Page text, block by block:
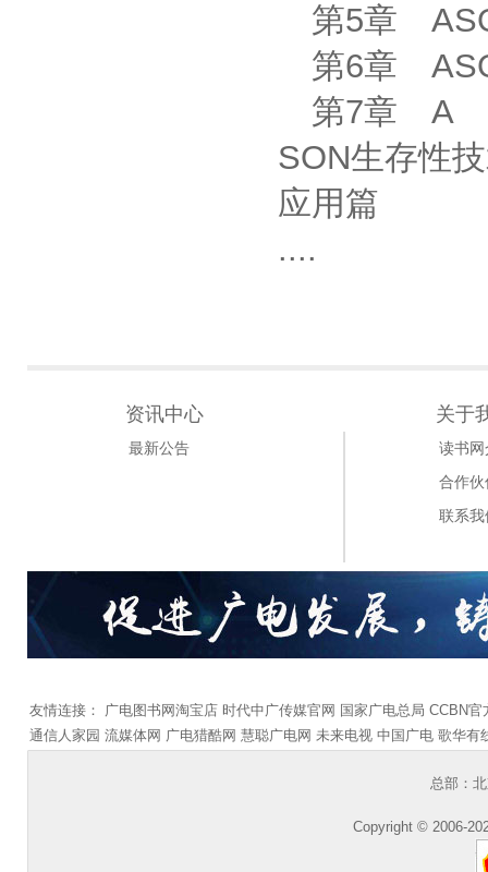
第5章
第6章
第7章 A
SON生存性
应用篇
....
资讯中心
最新公告
关于
读书网
合作伙
联系我
友情连接： 广电图书网淘宝店 时代中广传媒官网 国家广电总局 CCBN官
通信人家园 流媒体网 广电猎酷网 慧聪广电网 未来电视 中国广电 歌华有
总部：
Copyright © 2006-